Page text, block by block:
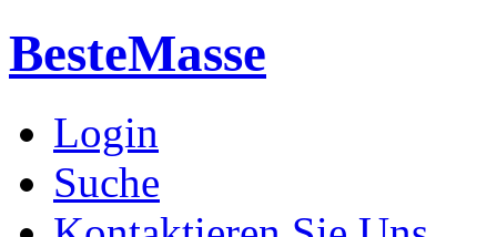
BesteMasse
Login
Suche